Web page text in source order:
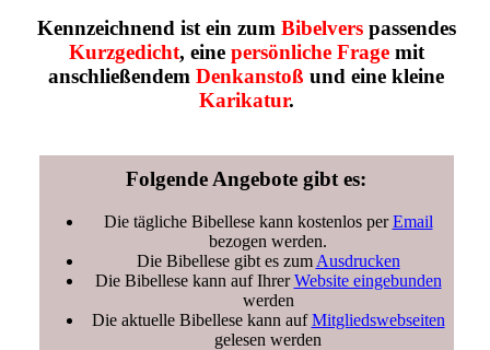
Kennzeichnend ist ein zum Bibelverspassendes
Kurzgedicht, eine persönliche Fragemit
anschließendem Denkanstoß und eine kleine
Karikatur.
Folgende Angebote gibt es:
Die tägliche Bibellese kann kostenlos perEmail
bezogen werden.
Die Bibellese gibt es zum Ausdrucken
Die Bibellese kann auf IhrerWebsite eingebunden
werden
Die aktuelle Bibellese kann aufMitgliedswebseiten
gelesen werden